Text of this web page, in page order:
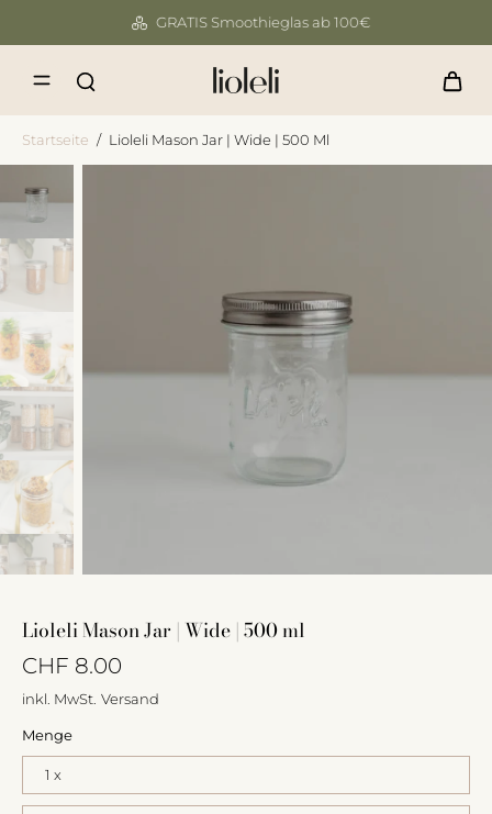
GRATIS Smoothieglas ab 100€
Startseite / Lioleli Mason Jar | Wide | 500 Ml
Lioleli Mason Jar | Wide | 500 ml
CHF 8.00
inkl. MwSt. Versand
Menge
1 x